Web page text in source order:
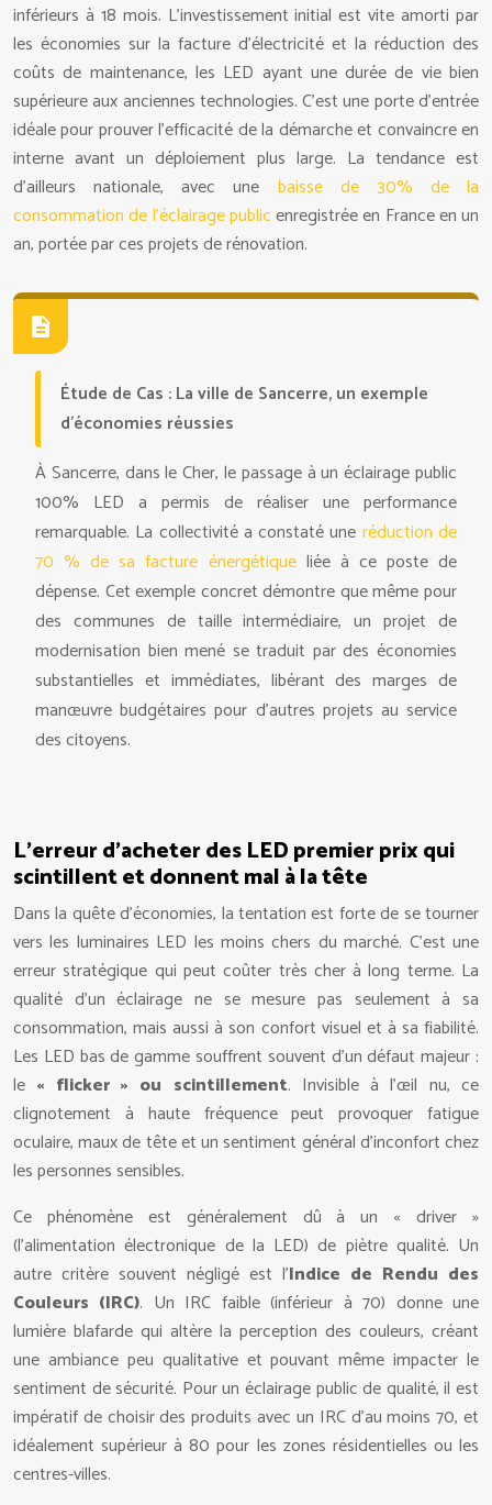
inférieurs à 18 mois. L’investissement initial est vite amorti par
les économies sur la facture d’électricité et la réduction des
coûts de maintenance, les LED ayant une durée de vie bien
supérieure aux anciennes technologies. C’est une porte d’entrée
idéale pour prouver l’efficacité de la démarche et convaincre en
interne avant un déploiement plus large. La tendance est
d’ailleurs nationale, avec une baisse de 30% de la
consommation de l’éclairage publicenregistrée en France en un
an, portée par ces projets de rénovation.
Étude de Cas : La ville de Sancerre, un exemple
d’économies réussies
À Sancerre, dans le Cher, le passage à un éclairage public
100% LED a permis de réaliser une performance
remarquable. La collectivité a constaté une réduction de
70 % de sa facture énergétiqueliée à ce poste de
dépense. Cet exemple concret démontre que même pour
des communes de taille intermédiaire, un projet de
modernisation bien mené se traduit par des économies
substantielles et immédiates, libérant des marges de
manœuvre budgétaires pour d’autres projets au service
des citoyens.
L’erreur d’acheter des LED premier prix qui
scintillent et donnent mal à la tête
Dans la quête d’économies, la tentation est forte de se tourner
vers les luminaires LED les moins chers du marché. C’est une
erreur stratégique qui peut coûter très cher à long terme. La
qualité d’un éclairage ne se mesure pas seulement à sa
consommation, mais aussi à son confort visuel et à sa fiabilité.
Les LED bas de gamme souffrent souvent d’un défaut majeur :
le « flicker » ou scintillement. Invisible à l’œil nu, ce
clignotement à haute fréquence peut provoquer fatigue
oculaire, maux de tête et un sentiment général d’inconfort chez
les personnes sensibles.
Ce phénomène est généralement dû à un « driver »
(l’alimentation électronique de la LED) de piètre qualité. Un
autre critère souvent négligé est l’Indice de Rendu des
Couleurs (IRC). Un IRC faible (inférieur à 70) donne une
lumière blafarde qui altère la perception des couleurs, créant
une ambiance peu qualitative et pouvant même impacter le
sentiment de sécurité. Pour un éclairage public de qualité, il est
impératif de choisir des produits avec un IRC d’au moins 70, et
idéalement supérieur à 80 pour les zones résidentielles ou les
centres-villes.